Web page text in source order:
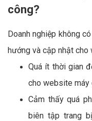
công?
Doanh nghiệp không
hướng và cập nhật cho
Quá ít thời gian
cho website máy
Cảm thấy quá
biên tập trang